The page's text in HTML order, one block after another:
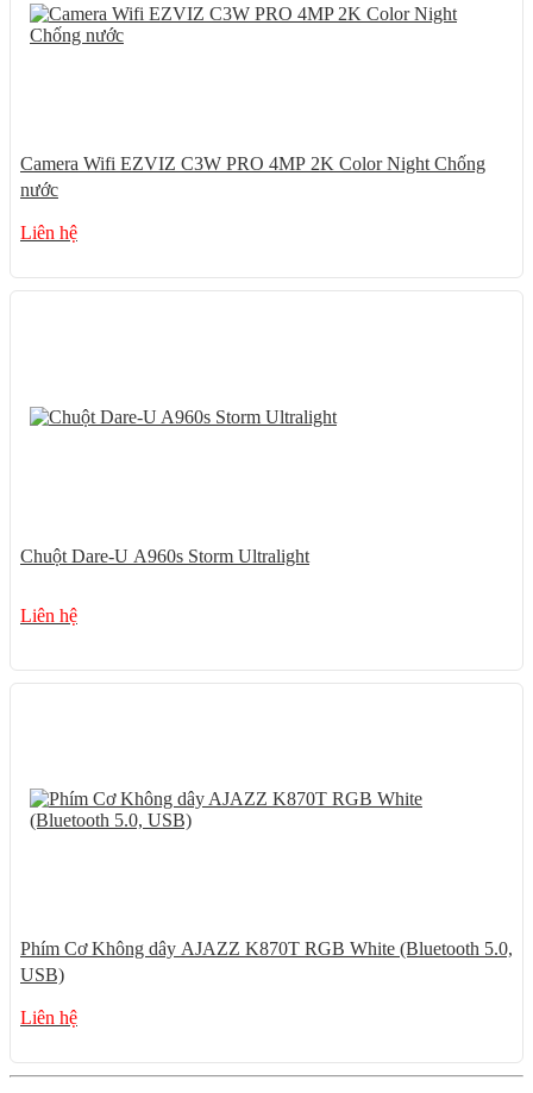
Camera Wifi EZVIZ C3W PRO 4MP 2K Color Night Chống
nước
Liên hệ
Chuột Dare-U A960s Storm Ultralight
Liên hệ
Phím Cơ Không dây AJAZZ K870T RGB White (Bluetooth 5.0,
USB)
Liên hệ